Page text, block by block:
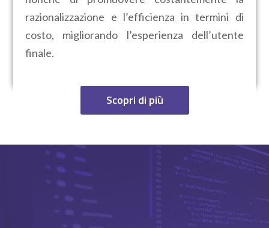
razionalizzazione e l’efficienza in termini di
costo, migliorando l’esperienza dell’utente
finale.
Scopri di più